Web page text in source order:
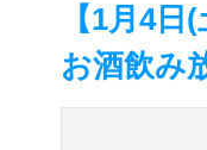
【1月4
お酒飲み